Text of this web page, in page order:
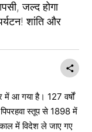
जल्द होगा
शांति और
में आ गया है। 127 वर्षों
पिपरहवा स्तूप से 1898 में
में विदेश ले जाए गए